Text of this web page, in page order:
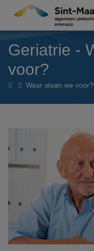
Overslaan en naar de
Geriatrie -
voor?
Geriatrie
Waar staan we voor?